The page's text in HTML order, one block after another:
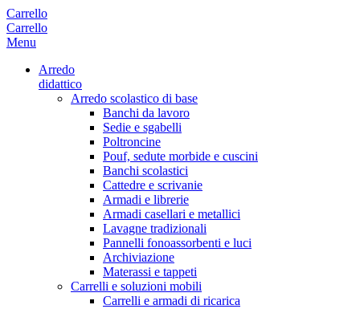
Carrello
Carrello
Menu
Arredo
didattico
Arredo scolastico di base
Banchi da lavoro
Sedie e sgabelli
Poltroncine
Pouf, sedute morbide e cuscini
Banchi scolastici
Cattedre e scrivanie
Armadi e librerie
Armadi casellari e metallici
Lavagne tradizionali
Pannelli fonoassorbenti e luci
Archiviazione
Materassi e tappeti
Carrelli e soluzioni mobili
Carrelli e armadi di ricarica